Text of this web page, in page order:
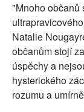
"Mnoho občanů
Natalie
občanům stojí
úspěchy a
hysterického
rozumu a